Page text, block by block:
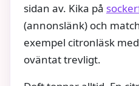
sidan av. Kika på
(annonslänk) och
exempel citronläsk
oväntat trevligt.